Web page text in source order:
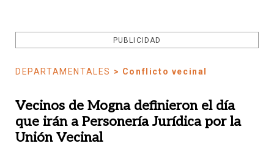
PUBLICIDAD
DEPARTAMENTALES > Conflicto vecinal
Vecinos de Mogna definieron el día
que irán a Personería Jurídica por la
Unión Vecinal